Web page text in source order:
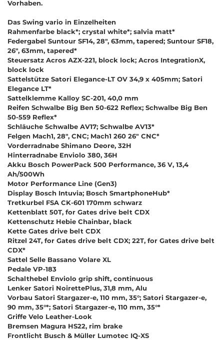
Vorhaben.
Das Swing vario in Einzelheiten
Rahmenfarbe black*; crystal white*; salvia matt*
Federgabel Suntour SF14, 28", 63mm, tapered; Suntour SF18,
26", 63mm, tapered*
Steuersatz Acros AZX-221, block lock; Acros IntegrationX,
block lock
Sattelstütze Satori Elegance-LT OV 34,9 x 405mm; Satori
Elegance LT*
Sattelklemme Kalloy SC-201, 40,0 mm
Reifen Schwalbe Big Ben 50-622 Reflex; Schwalbe Big Ben
50-559 Reflex*
Schläuche Schwalbe AV17; Schwalbe AV13*
Felgen Mach1, 28", CNC; Mach1 260 26" CNC*
Vorderradnabe Shimano Deore, 32H
Hinterradnabe Enviolo 380, 36H
Akku Bosch PowerPack 500 Performance, 36 V, 13,4
Ah/500Wh
Motor Performance Line (Gen3)
Display Bosch Intuvia; Bosch SmartphoneHub*
Tretkurbel FSA CK-601 170mm schwarz
Kettenblatt 50T, for Gates drive belt CDX
Kettenschutz Hebie Chainbar, black
Kette Gates drive belt CDX
Ritzel 24T, for Gates drive belt CDX; 22T, for Gates drive belt
CDX*
Sattel Selle Bassano Volare XL
Pedale VP-183
Schalthebel Enviolo grip shift, continuous
Lenker Satori NoirettePlus, 31,8 mm, Alu
Vorbau Satori Stargazer-e, 110 mm, 35°; Satori Stargazer-e,
90 mm, 35°*; Satori Stargazer-e, 110 mm, 35°*
Griffe Velo Leather-Look
Bremsen Magura HS22, rim brake
Frontlicht Busch & Müller Lumotec IQ-XS